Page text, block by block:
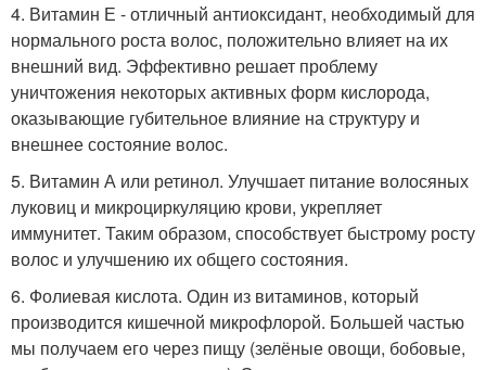
4. Витамин Е - отличный антиоксидант, необходимый для
нормального роста волос, положительно влияет на их
внешний вид. Эффективно решает проблему
уничтожения некоторых активных форм кислорода,
оказывающие губительное влияние на структуру и
внешнее состояние волос.
5. Витамин А или ретинол. Улучшает питание волосяных
луковиц и микроциркуляцию крови, укрепляет
иммунитет. Таким образом, способствует быстрому росту
волос и улучшению их общего состояния.
6. Фолиевая кислота. Один из витаминов, который
производится кишечной микрофлорой. Большей частью
мы получаем его через пищу (зелёные овощи, бобовые,